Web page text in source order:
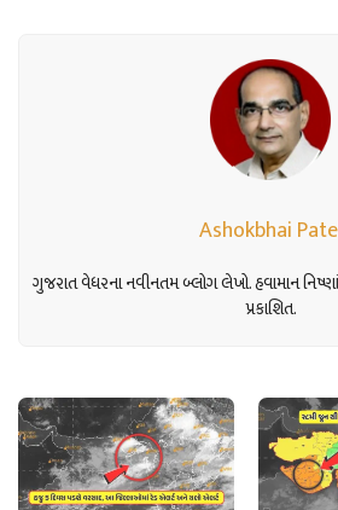
Ashokbhai
ગુજરાત વેધરના નવીનતમ બ્લોગ લેખો. હવામાન
પ્રકાશિત.